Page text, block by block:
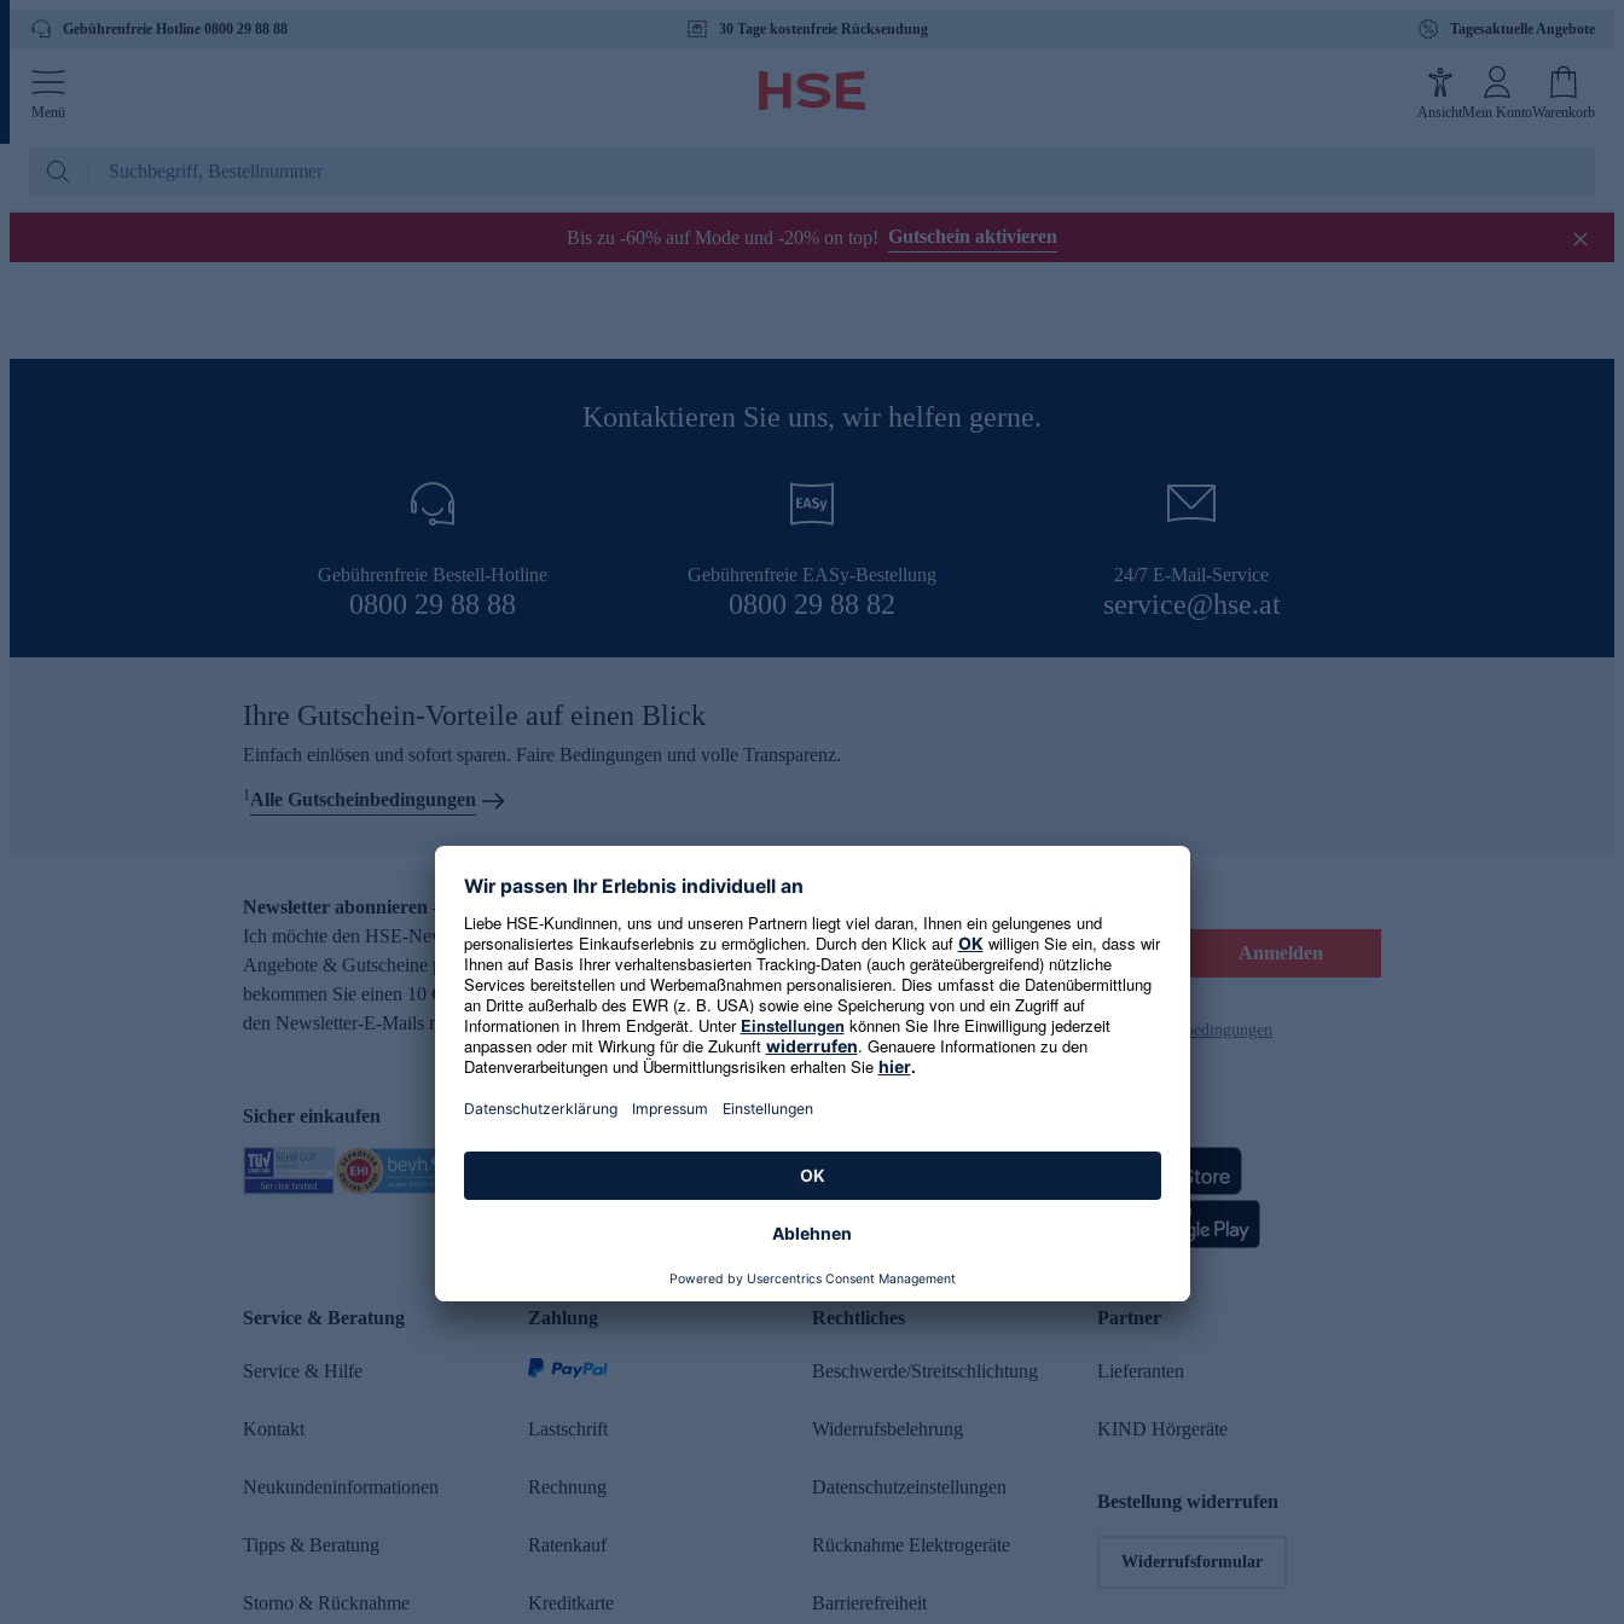
Gebührenfreie Hotline 0800 29 88 88 30 Tage kostenfreie Rücksendung Tagesaktuelle Angebote
Menü AnsichtMein KontoWarenkorb
Bis zu -60% auf Mode und -20% on top! Gutschein aktivieren
Kontaktieren Sie uns, wir helfen gerne.
Gebührenfreie Bestell-Hotline
0800 29 88 88
Gebührenfreie EASy-Bestellung
0800 29 88 82
24/7 E-Mail-Service
service@hse.at
Ihre Gutschein-Vorteile auf einen Blick
Einfach einlösen und sofort sparen. Faire Bedingungen und volle Transparenz.
1Alle Gutscheinbedingungen
Newsletter abonnieren – 10 € Gutschein erhalten
Ich möchte den HSE-Newsletter abonnieren und aktuelle Trends,
Angebote & Gutscheine per E-Mail erhalten. Als Dankeschön
bekommen Sie einen 10 € Gutschein. Eine Abmeldung ist jederzeit in
den Newsletter-E-Mails möglich.
E-Mail-Adresse eingeben Anmelden
Es gelten die Datenschutzrichtlinienund die Gutscheinbedingungen
Sicher einkaufen Kundenbewertung
Service & Beratung
Service & Hilfe
Kontakt
Neukundeninformationen
Tipps & Beratung
Storno & Rücknahme
Zahlung
Lastschrift
Rechnung
Ratenkauf
Kreditkarte
Rechtliches
Beschwerde/Streitschlichtung
Widerrufsbelehrung
Datenschutzeinstellungen
Rücknahme Elektrogeräte
Barrierefreiheit
Partner
Lieferanten
KIND Hörgeräte
Bestellung widerrufen
Widerrufsformular